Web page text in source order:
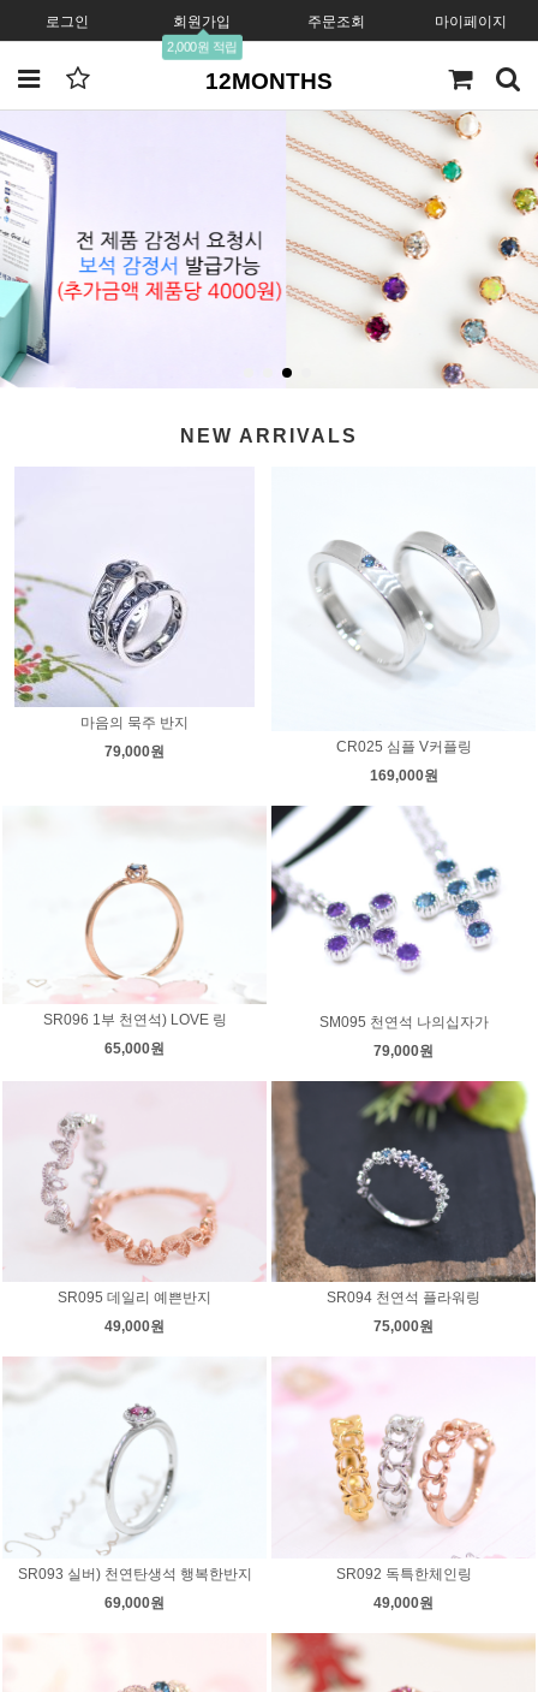
로그인 회원가입
2,000원 적립
주문조회 마이페이지
12MONTHS
NEW ARRIVALS
마음의 묵주 반지
79,000원
CR025 심플 V커플링
169,000원
SR096 1부 천연석) LOVE 링
65,000원
SM095 천연석 나의십자가
79,000원
SR095 데일리 예쁜반지
49,000원
SR094 천연석 플라워링
75,000원
SR093 실버) 천연탄생석 행복한반지
69,000원
SR092 독특한체인링
49,000원